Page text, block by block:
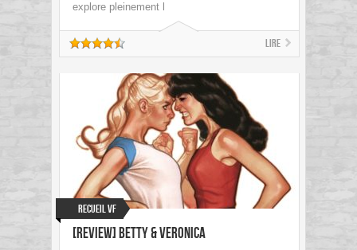
explore pleinement l
Lire
Recueil VF
[Review] Betty & Veronica